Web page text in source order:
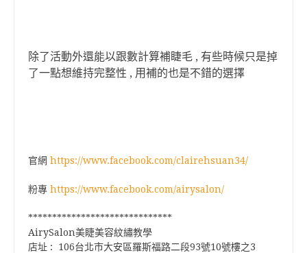
除了活動外還能以跟數計算補睫毛 , 有些時候只是掉
了一點想維持完整性 , 用補的也是不錯的選擇
官網 https://www.facebook.com/clairehsuan34/
粉專 https://www.facebook.com/airysalon/
******************************
AirySalon美睫美容紋繡教學
店址 :
106台北市大安區羅斯福路二段93號10號樓之3